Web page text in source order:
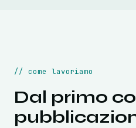
// come lavoriamo
Dal primo